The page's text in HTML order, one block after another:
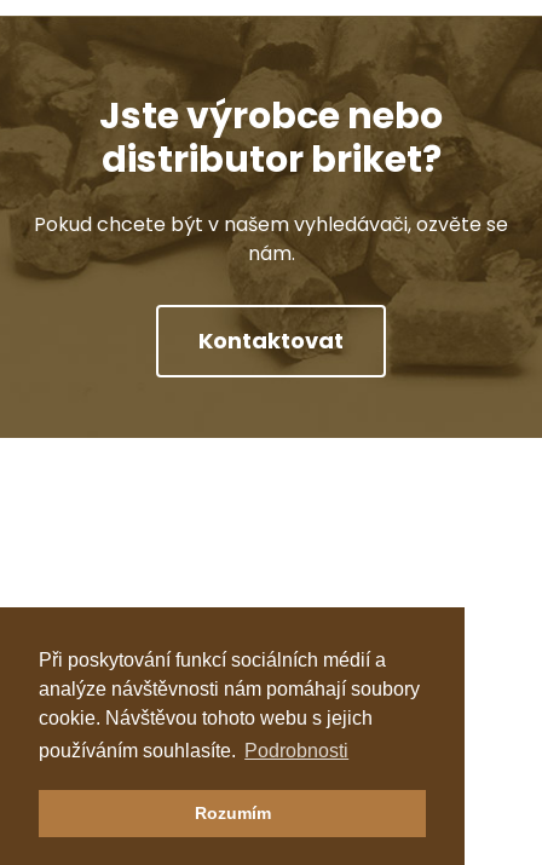
Při poskytování funkcí sociálních médií a
analýze návštěvnosti nám pomáhají soubory
cookie. Návštěvou tohoto webu s jejich
používáním souhlasíte. Podrobnosti
Rozumím
Jste výrobce nebo
distributor briket?
Pokud chcete být v našem vyhledávači, ozvěte se
nám.
Kontaktovat
Klastr Česká peleta
Katalog topenářů